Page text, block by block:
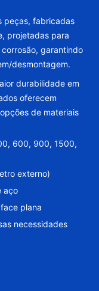
peças, fabricadas
projetadas para
garantindo
desmontagem.
durabilidade em
oferecem
de materiais
600, 900, 1500,
externo)
aço
plana
necessidades